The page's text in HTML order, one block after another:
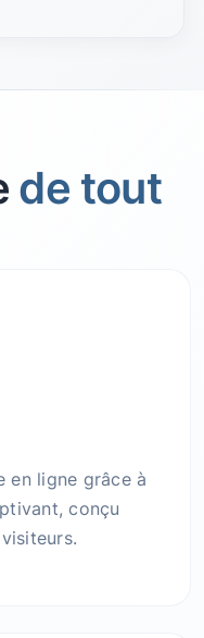
de tout
en ligne grâce à
conçu